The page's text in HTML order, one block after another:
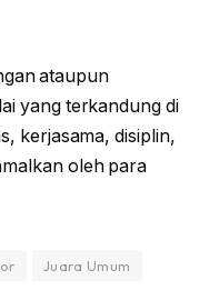
ataupun
yang terkandung di
kerjasama, disiplin,
oleh para
Juara Umum